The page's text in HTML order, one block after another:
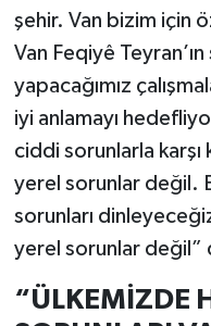
şehir. Van bizim için
Van Feqiyê
yapacağımız
iyi anlamayı
ciddi sorunlarla karşı
yerel sorunlar değil.
sorunları
yerel sorunlar değil”
“ÜLKEMİZDE